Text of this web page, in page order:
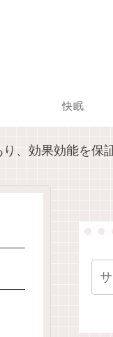
快眠
、効果効能を保